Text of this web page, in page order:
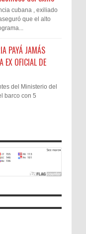
cubana , exiliado
que el alto
PAYÁ JAMÁS
EX OFICIAL DE
del Ministerio del
barco con 5